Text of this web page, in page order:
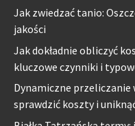
Jak zwiedzać tanio:
jakości
Jak dokładnie obliczyć
kluczowe czynniki i
Dynamiczne przeliczanie
sprawdzić koszty i